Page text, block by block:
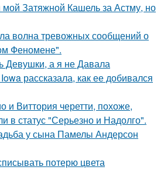
Затяжной Кашель за Астму, но
волна тревожных сообщений о
Феномене".
Девушки, а я не Давала
рассказала, как ее добивался
и Виттория черетти, похоже,
в статус "Серьезно и Надолго".
у сына Памелы Андерсон
потерю цвета